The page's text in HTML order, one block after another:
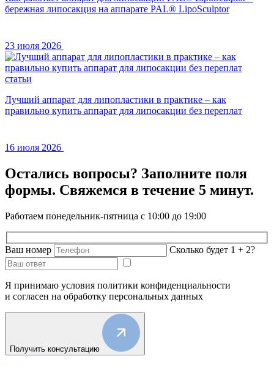
бережная липосакция на аппарате PAL® LipoSculptor
23 июля 2026
статьи
Лучший аппарат для липопластики в практике – как
правильно купить аппарат для липосакции без переплат
16 июля 2026
Остались вопросы? Заполните поля
формы. Свяжемся в течение 5 минут.
Работаем понедельник-пятница с 10:00 до 19:00
Ваш номер Сколько будет 1 + 2?
Я принимаю условия политики конфиденциальности
и согласен на обработку персональных данных
Получить консультацию